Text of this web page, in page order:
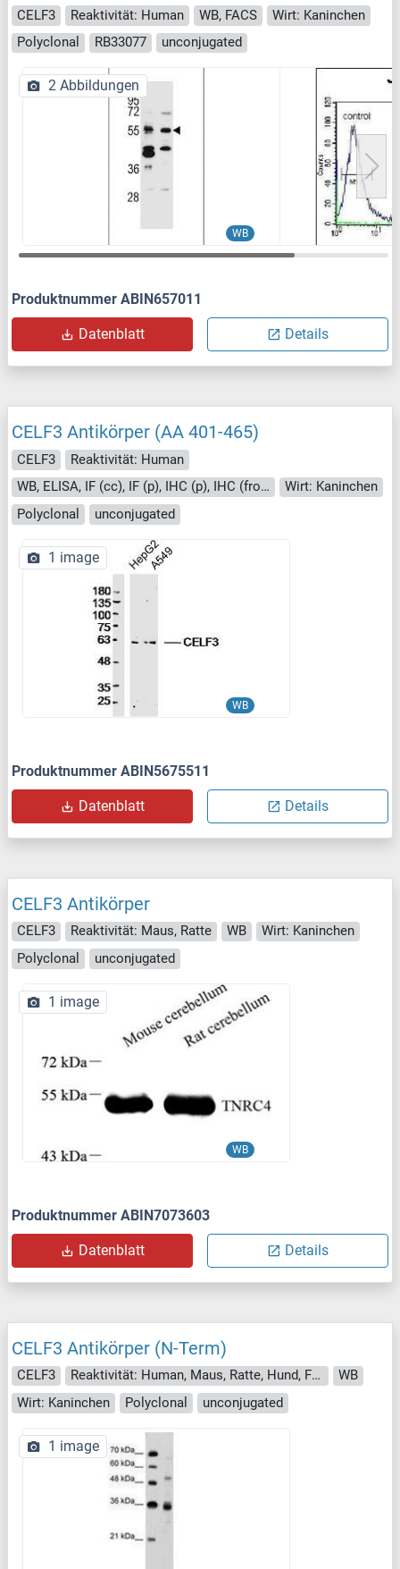
CELF3 Reaktivität: Human WB, FACS
Wirt: Kaninchen
Polyclonal
RB33077 unconjugated
WB
2 Abbildungen
Produktnummer ABIN657011
Datenblatt Details
CELF3 Antikörper (AA 401-465)
CELF3
Reaktivität: Human
WB, ELISA, IF (cc), IF (p), IHC (p), IHC (fro), ICC
Wirt: Kaninchen
Polyclonal
unconjugated
WB
1 image
Produktnummer ABIN5675511
Datenblatt Details
CELF3 Antikörper
CELF3 Reaktivität: Maus, Ratte WB
Wirt: Kaninchen
Polyclonal
unconjugated
WB
1 image
Produktnummer ABIN7073603
Datenblatt Details
CELF3 Antikörper (N-Term)
CELF3 Reaktivität: Human, Maus, Ratte, Hund, Fledermaus, Rind (Kuh), Meerschweinchen, Pferd, Affe, Schwein, Kaninchen, Zebrafisch (Danio rerio)
WB
Wirt: Kaninchen
Polyclonal unconjugated
1 image